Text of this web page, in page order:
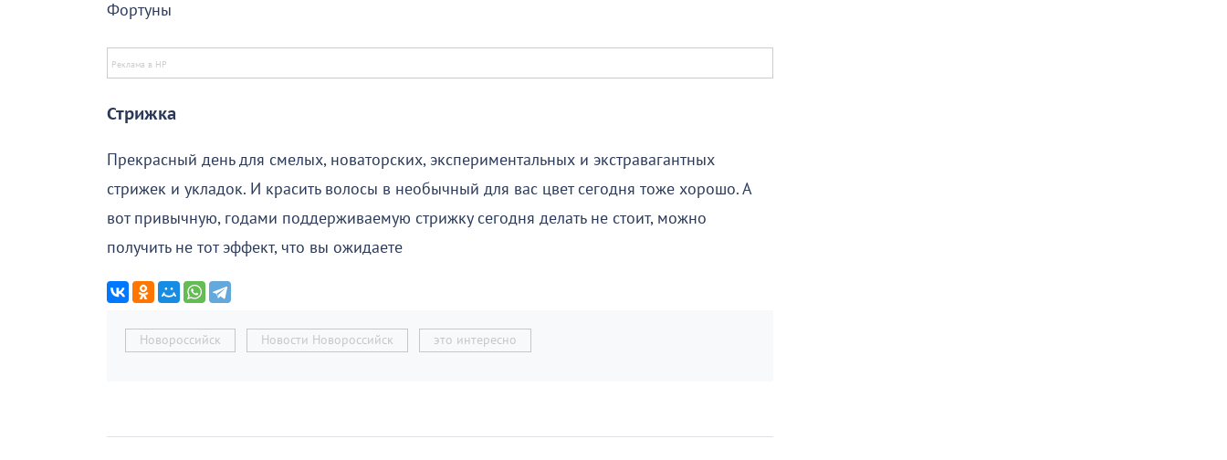
Фортуны
Стрижка
Прекрасный день для смелых, новаторских, экспериментальных и экстравагантных
стрижек и укладок. И красить волосы в необычный для вас цвет сегодня тоже хорошо. А
вот привычную, годами поддерживаемую стрижку сегодня делать не стоит, можно
получить не тот эффект, что вы ожидаете
Новороссийск Новости Новороссийск это интересно